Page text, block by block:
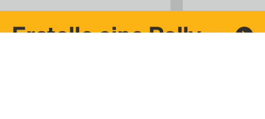
Erstelle eine Rally